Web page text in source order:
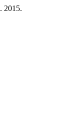
. 2015.